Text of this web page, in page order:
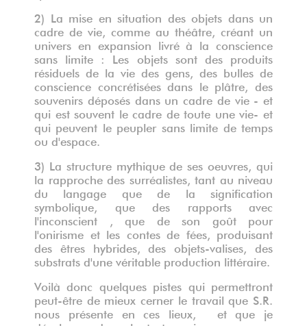
2) La mise en situation des objets dans un
cadre de vie, comme au théâtre, créant un
univers en expansion livré à la conscience
sans limite : Les objets sont des produits
résiduels de la vie des gens, des bulles de
conscience concrétisées dans le plâtre, des
souvenirs déposés dans un cadre de vie - et
qui est souvent le cadre de toute une vie- et
qui peuvent le peupler sans limite de temps
ou d'espace.
3) La structure mythique de ses oeuvres, qui
la rapproche des surréalistes, tant au niveau
du langage que de la signification
symbolique, que des rapports avec
l'inconscient , que de son goût pour
l'onirisme et les contes de fées, produisant
des êtres hybrides, des objets-valises, des
substrats d'une véritable production littéraire.
Voilà donc quelques pistes qui permettront
peut-être de mieux cerner le travail que S.R.
nous présente en ces lieux, et que je